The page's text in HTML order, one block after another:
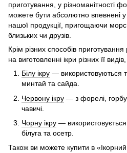
приготування, у різноманітності
можете бути абсолютно впевнені у
нашої продукції, пригощаючи
близьких чи друзів.
Крім різних способів
на виготовленні ікри різних її
Білу ікру — використовуються
минтай та сайда.
Червону ікру — з форелі,
чавичі.
Чорну ікру —
білуга та осетр.
Також ви можете купити в